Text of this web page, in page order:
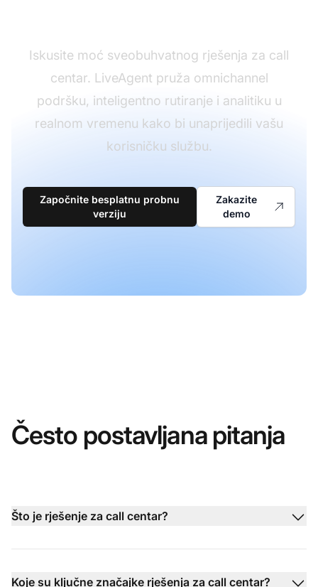
Iskusite moć sveobuhvatnog rješenja za call
centar. LiveAgent pruža omnichannel
podršku, inteligentno rutiranje i analitiku u
realnom vremenu kako bi unaprijedili vašu
korisničku službu.
Započnite besplatnu probnu
verziju
Zakazite
demo
Često postavljana pitanja
Što je rješenje za call centar?
Koje su ključne značajke rješenja za call centar?